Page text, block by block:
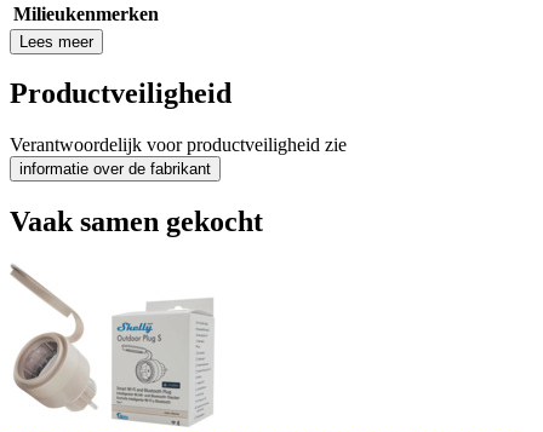
Milieukenmerken
Lees meer
Productveiligheid
Verantwoordelijk voor productveiligheid zie
informatie over de fabrikant
Vaak samen gekocht